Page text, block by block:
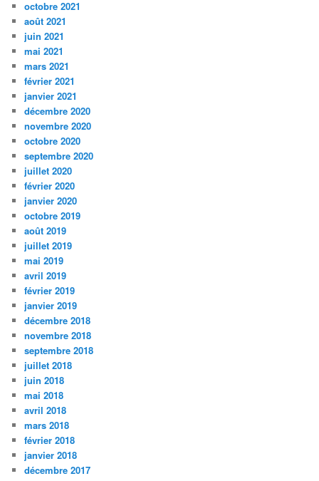
octobre 2021
août 2021
juin 2021
mai 2021
mars 2021
février 2021
janvier 2021
décembre 2020
novembre 2020
octobre 2020
septembre 2020
juillet 2020
février 2020
janvier 2020
octobre 2019
août 2019
juillet 2019
mai 2019
avril 2019
février 2019
janvier 2019
décembre 2018
novembre 2018
septembre 2018
juillet 2018
juin 2018
mai 2018
avril 2018
mars 2018
février 2018
janvier 2018
décembre 2017